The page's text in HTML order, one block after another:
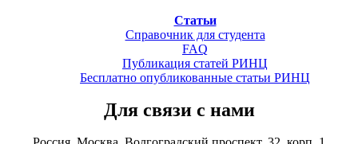
Статьи
Справочник для студента
FAQ
Публикация статей РИНЦ
Бесплатно опубликованные статьи РИНЦ
Для связи с нами